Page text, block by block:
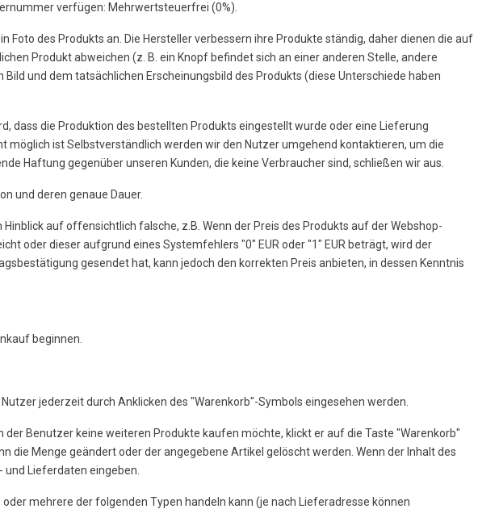
verfügen: Mehrwertsteuerfrei (0%).
des Produkts an. Die Hersteller verbessern ihre Produkte ständig, daher dienen die auf
Produkt abweichen (z. B. ein Knopf befindet sich an einer anderen Stelle, andere
und dem tatsächlichen Erscheinungsbild des Produkts (diese Unterschiede haben
dass die Produktion des bestellten Produkts eingestellt wurde oder eine Lieferung
möglich ist Selbstverständlich werden wir den Nutzer umgehend kontaktieren, um die
Haftung gegenüber unseren Kunden, die keine Verbraucher sind, schließen wir aus.
und deren genaue Dauer.
auf offensichtlich falsche, z.B. Wenn der Preis des Produkts auf der Webshop-
oder dieser aufgrund eines Systemfehlers "0" EUR oder "1" EUR beträgt, wird der
gesendet hat, kann jedoch den korrekten Preis anbieten, in dessen Kenntnis
beginnen.
jederzeit durch Anklicken des "Warenkorb"-Symbols eingesehen werden.
Benutzer keine weiteren Produkte kaufen möchte, klickt er auf die Taste "Warenkorb"
Menge geändert oder der angegebene Artikel gelöscht werden. Wenn der Inhalt des
Lieferdaten eingeben.
mehrere der folgenden Typen handeln kann (je nach Lieferadresse können